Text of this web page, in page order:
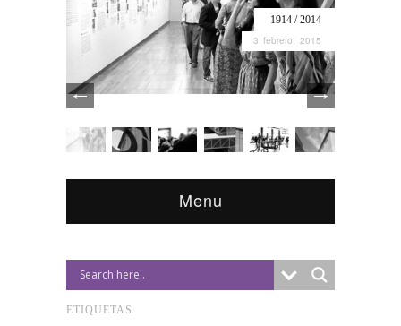
1914 / 2014
3 febrero, 2015
Menu
ETIQUETAS